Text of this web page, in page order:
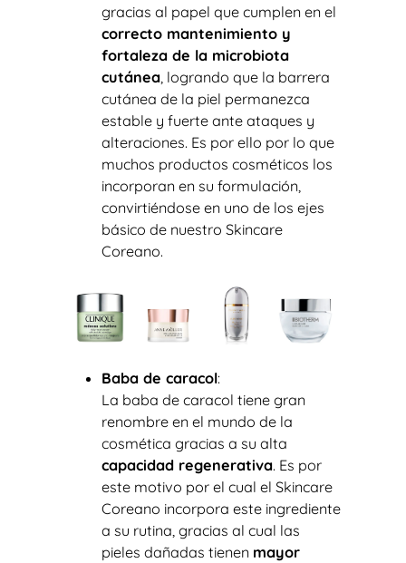
gracias al papel que cumplen en el
correcto mantenimiento y
fortaleza de la microbiota
cutánea , logrando que la barrera
cutánea de la piel permanezca
estable y fuerte ante ataques y
alteraciones. Es por ello por lo que
muchos productos cosméticos los
incorporan en su formulación,
convirtiéndose en uno de los ejes
básico de nuestro Skincare
Coreano.
Baba de caracol:
La baba de caracol tiene gran
renombre en el mundo de la
cosmética gracias a su alta
capacidad regenerativa. Es por
este motivo por el cual el Skincare
Coreano incorpora este ingrediente
a su rutina, gracias al cual las
pieles dañadas tienen mayor